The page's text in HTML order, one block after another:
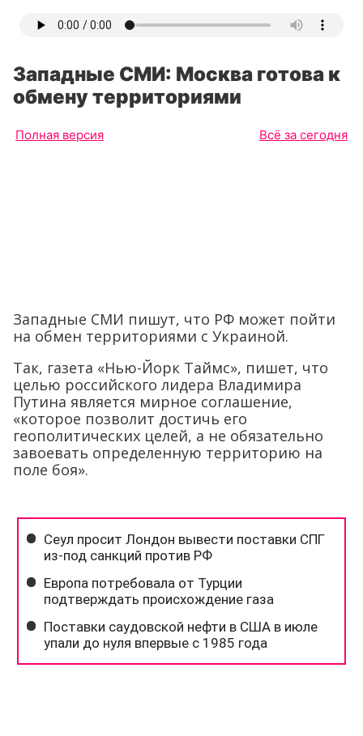
Западные СМИ: Москва готова к
обмену территориями
Полная версия Всё за сегодня
Западные СМИ пишут, что РФ может пойти
на обмен территориями с Украиной.
Так, газета «Нью-Йорк Таймс», пишет, что
целью российского лидера Владимира
Путина является мирное соглашение,
«которое позволит достичь его
геополитических целей, а не обязательно
завоевать определенную территорию на
поле боя».